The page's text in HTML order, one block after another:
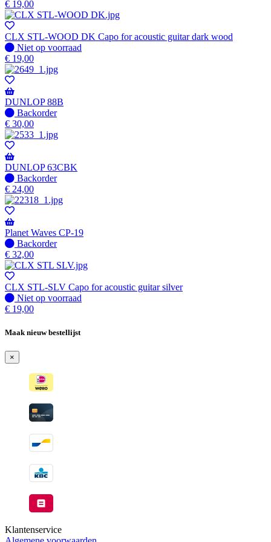
op
voorraad
€ 19,00
CLX STL-WOOD DK Capo for acoustic guitar dark wood
Niet
op
voorraad
Niet op voorraad
€ 19,00
DUNLOP 88B
Niet
op
voorraad
-
Wordt
verzonden
wanneer
beschikbaar
Backorder
€ 30,00
DUNLOP 63CBK
Niet
op
voorraad
-
Wordt
verzonden
wanneer
beschikbaar
Backorder
€ 24,00
Planet Waves CP-19
Niet
op
voorraad
-
Wordt
verzonden
wanneer
Backorder
€ 32,00
CLX STL-SLV Capo for acoustic guitar silver
Niet
op
Niet op voorraad
€ 19,00
Maak nieuw bestellijst
×
Klantenservice